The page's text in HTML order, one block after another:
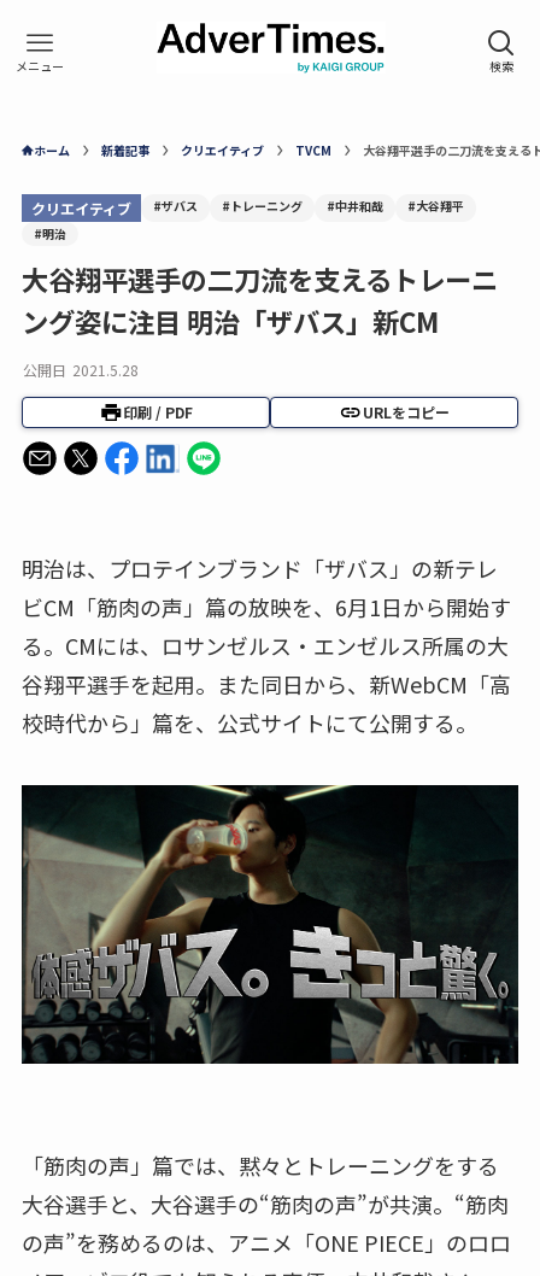
ホーム 新着記事 クリエイティブ TVCM 大谷翔平選手の二刀流を支える
クリエイティブ #ザバス #トレーニング #中井和哉
#大谷翔平
#明治
大谷翔平選手の二刀流を支えるトレーニ
ング姿に注目 明治「ザバス」新CM
公開日 2021.5.28
印刷 / PDF URLをコピー
明治は、プロテインブランド「ザバス」の新テレ
ビCM「筋肉の声」篇の放映を、6月1日から開始す
る。CMには、ロサンゼルス・エンゼルス所属の大
谷翔平選手を起用。また同日から、新WebCM「高
校時代から」篇を、公式サイトにて公開する。
「筋肉の声」篇では、黙々とトレーニングをする
大谷選手と、大谷選手の“筋肉の声”が共演。“筋肉
の声”を務めるのは、アニメ「ONE PIECE」のロロ